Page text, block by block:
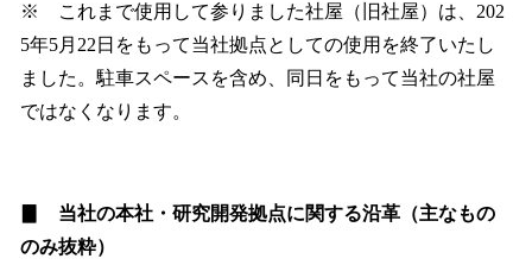
※ これまで使用して参りました社屋（旧社屋）は、202
5年5月22日をもって当社拠点としての使用を終了いたし
ました。駐車スペースを含め、同日をもって当社の社屋
ではなくなります。
▊ 当社の本社・研究開発拠点に関する沿革（主なもの
のみ抜粋）